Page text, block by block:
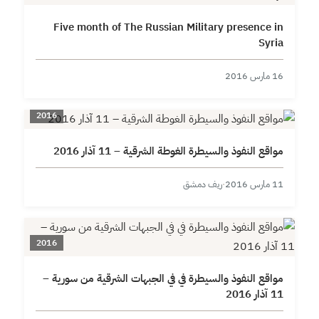
Five month of The Russian Military presence in
Syria
16 مارس 2016
2016
مواقع النفوذ والسيطرة الغوطة الشرقية – 11 آذار 2016
11 مارس 2016 ·ريف دمشق
2016
مواقع النفوذ والسيطرة في في الجبهات الشرقية من سورية –
11 آذار 2016